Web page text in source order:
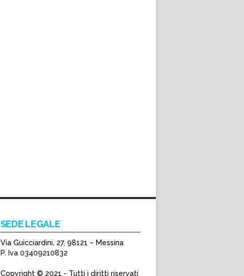
SEDE LEGALE
Via Guicciardini, 27, 98121 – Messina
P. Iva 03409210832
Copyright © 2021 - Tutti i diritti riservati